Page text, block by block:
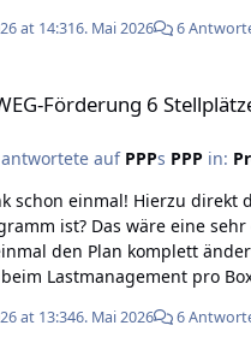
at 14:316. Mai 2026 6
Förderung 6
auf PPPs PPP in:
das, dass die WARP3 derzeit noch nicht förderfähig für das Laden im Mehrparteienhaus
ist? Das wäre eine
Ok, das heißt, dass der Elektriker dokumentieren sollte/muss wie die jeweilige Box angeschlossen ist, z.B. L231 und
Lastmanagement pro
at 13:346. Mai 2026 6